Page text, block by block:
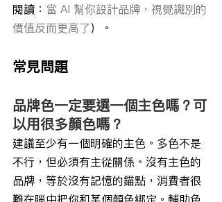
閱讀： 當 AI 幫你設計品牌，視覺識別的
價值反而更高了）。
常見問題
品牌色一定要選一個主色嗎？可
以用很多顏色嗎？
建議至少有一個明確的主色。多色不是
不行，但必須有主從關係。沒有主色的
品牌，等於沒有記憶的錨點，消費者很
難在腦中把你和某個顏色綁定。輔助色